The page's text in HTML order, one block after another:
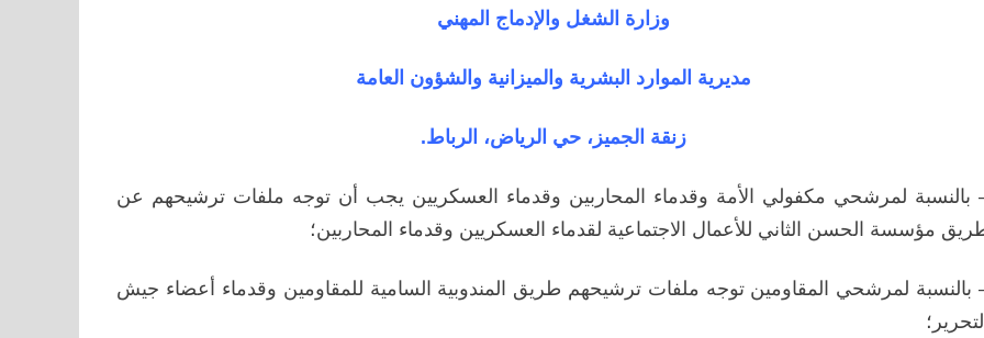
وزارة الشغل والإدماج المهني
مديرية الموارد البشرية والميزانية والشؤون العامة
زنقة الجميز، حي الرياض، الرباط.
بالنسبة لمرشحي مكفولي الأمة وقدماء المحاربين وقدماء العسكريين يجب أن توجه ملفات ترشيحهم عن
مؤسسة الحسن الثاني للأعمال الاجتماعية لقدماء العسكريين وقدماء المحاربين؛
بالنسبة لمرشحي المقاومين توجه ملفات ترشيحهم طريق المندوبية السامية للمقاومين وقدماء أعضاء جيش